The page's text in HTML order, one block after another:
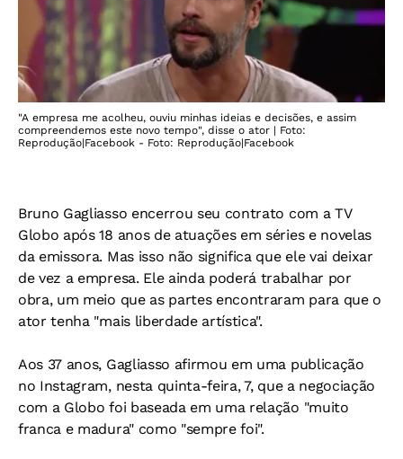
"A empresa me acolheu, ouviu minhas ideias e decisões, e assim
compreendemos este novo tempo", disse o ator | Foto:
Reprodução|Facebook - Foto: Reprodução|Facebook
Bruno Gagliasso encerrou seu contrato com a TV
Globo após 18 anos de atuações em séries e novelas
da emissora. Mas isso não significa que ele vai deixar
de vez a empresa. Ele ainda poderá trabalhar por
obra, um meio que as partes encontraram para que o
ator tenha "mais liberdade artística".
Aos 37 anos, Gagliasso afirmou em uma publicação
no Instagram, nesta quinta-feira, 7, que a negociação
com a Globo foi baseada em uma relação "muito
franca e madura" como "sempre foi".